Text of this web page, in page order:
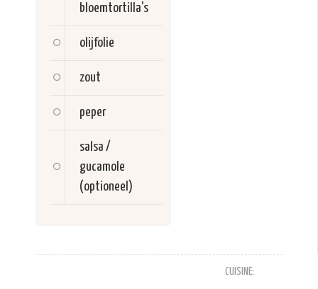
bloemtortilla's
olijfolie
zout
peper
salsa /
gucamole
(optioneel)
CUISINE: